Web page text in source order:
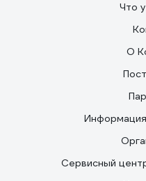
Что
О
Сервисный